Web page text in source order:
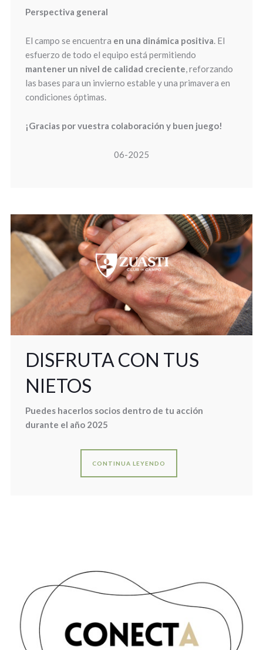
Perspectiva general
El campo se encuentra en una dinámica positiva. El
esfuerzo de todo el equipo está permitiendo
mantener un nivel de calidad creciente, reforzando
las bases para un invierno estable y una primavera en
condiciones óptimas.
¡Gracias por vuestra colaboración y buen juego!
06-2025
DISFRUTA CON TUS
NIETOS
Puedes hacerlos socios dentro de tu acción
durante el año 2025
CONTINUA LEYENDO